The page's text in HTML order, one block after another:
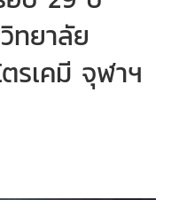
ทยาลัย
รเคมี จุฬาฯ